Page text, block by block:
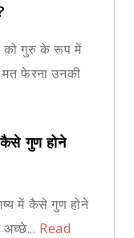
को गुरु के रूप में
मत फेरना उनकी
गुण होने
में कैसे गुण होने
अच्छे... Read